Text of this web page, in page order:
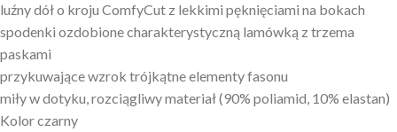
luźny dół o kroju ComfyCut z lekkimi pęknięciami na bokach
spodenki ozdobione charakterystyczną lamówką z trzema
paskami
przykuwające wzrok trójkątne elementy fasonu
miły w dotyku, rozciągliwy materiał (90% poliamid, 10% elastan)
Kolor czarny